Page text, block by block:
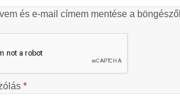
és e-mail címem mentése a
*